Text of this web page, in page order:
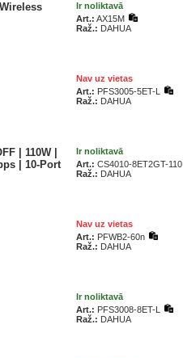
Ir noliktavā
Art.: AX15M
Raž.: DAHUA
Nav uz vietas
Art.: PFS3005-5ET-L
Raž.: DAHUA
| 110W |
| 10-Port
Ir noliktavā
Art.: CS4010-8ET2GT-110
Raž.: DAHUA
Nav uz vietas
Art.: PFWB2-60n
Raž.: DAHUA
Ir noliktavā
Art.: PFS3008-8ET-L
Raž.: DAHUA